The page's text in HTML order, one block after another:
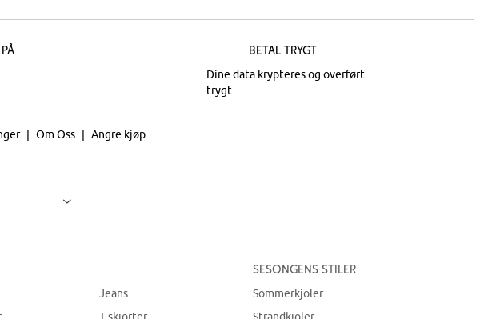
Betal trygt
Dine data krypteres og overført
trygt.
Om Oss Angre kjøp
Sesongens stiler
Jeans
T-skjorter
Sommerkjoler
Strandkjoler